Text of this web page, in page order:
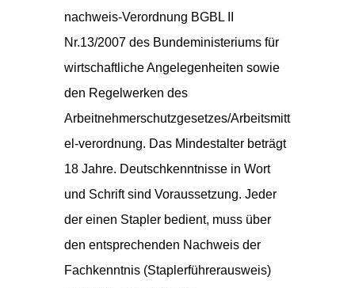
nachweis-Verordnung BGBL II
Nr.13/2007 des Bundeministeriums für
wirtschaftliche Angelegenheiten sowie
den Regelwerken des
Arbeitnehmerschutzgesetzes/Arbeitsmitt
el-verordnung. Das Mindestalter beträgt
18 Jahre. Deutschkenntnisse in Wort
und Schrift sind Voraussetzung. Jeder
der einen Stapler bedient, muss über
den entsprechenden Nachweis der
Fachkenntnis (Staplerführerausweis)